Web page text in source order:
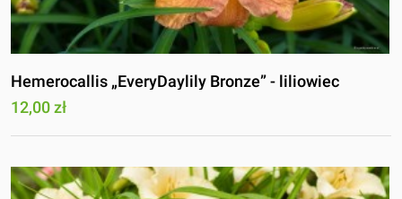
Hemerocallis „EveryDaylily Bronze” - liliowiec
12,00 zł